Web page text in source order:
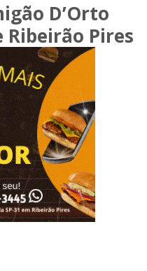
D’Orto
Pires